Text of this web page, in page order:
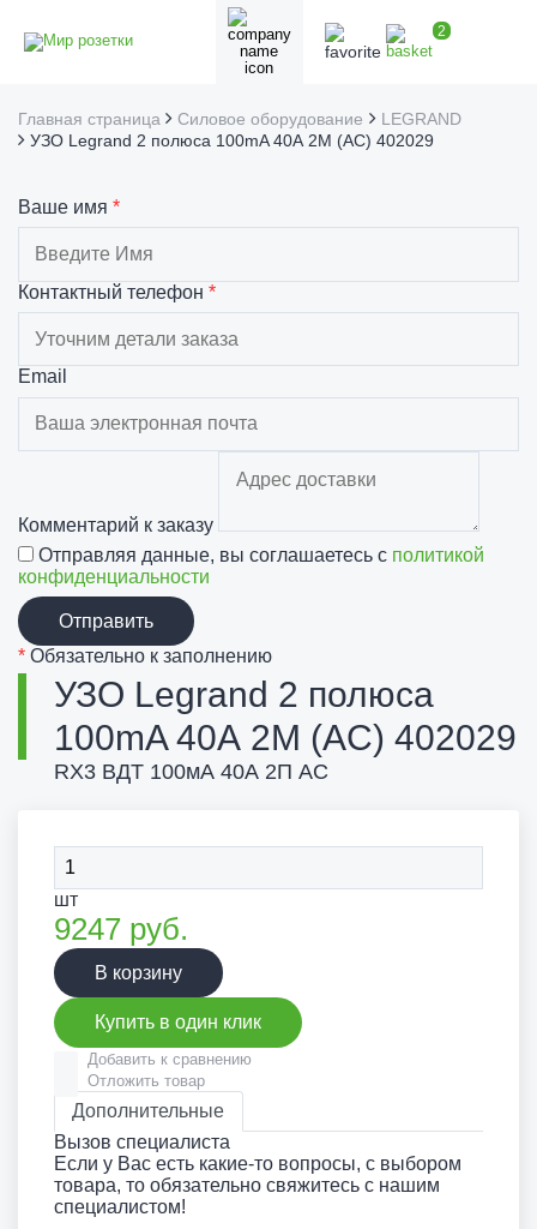
2
Главная страница Силовое оборудование
LEGRAND
УЗО Legrand 2 полюса 100mA 40А 2М (AC) 402029
Ваше имя *
Контактный телефон *
Email
Комментарий к заказу
Отправляя данные, вы соглашаетесь с политикой
конфиденциальности
Отправить
* Обязательно к заполнению
УЗО Legrand 2 полюса
100mA 40А 2М (AC) 402029
RX3 ВДТ 100мА 40А 2П AC
шт
9247 руб.
В корзину
Купить в один клик
Добавить к сравнению
Отложить товар
Дополнительные
Вызов специалиста
Если у Вас есть какие-то вопросы, с выбором
товара, то обязательно свяжитесь с нашим
специалистом!